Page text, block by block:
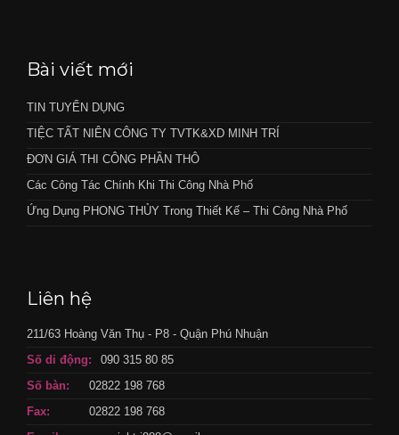
Bài viết mới
TIN TUYỂN DỤNG
TIỆC TẤT NIÊN CÔNG TY TVTK&XD MINH TRÍ
ĐƠN GIÁ THI CÔNG PHẦN THÔ
Các Công Tác Chính Khi Thi Công Nhà Phố
Ứng Dụng PHONG THỦY Trong Thiết Kế – Thi Công Nhà Phố
Liên hệ
211/63 Hoàng Văn Thụ - P8 - Quận Phú Nhuận
Số di động:
090 315 80 85
Số bàn:
02822 198 768
Fax:
02822 198 768